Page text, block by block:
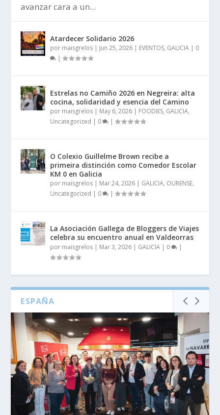
avanzar cara a un...
Atardecer Solidario 2026
por maisgrelos | Jun 25, 2026 | EVENTOS, GALICIA | 0
|
Estrelas no Camiño 2026 en Negreira: alta
cocina, solidaridad y esencia del Camino
por maisgrelos | May 6, 2026 | FOODIES, GALICIA,
Uncategorized | 0 |
O Colexio Guillelme Brown recibe a
primeira distinción como Comedor Escolar
KM 0 en Galicia
por maisgrelos | Mar 24, 2026 | GALICIA, OURENSE,
Uncategorized | 0 |
La Asociación Gallega de Bloggers de Viajes
celebra su encuentro anual en Valdeorras
por maisgrelos | Mar 3, 2026 | GALICIA | 0 |
ESPAÑA